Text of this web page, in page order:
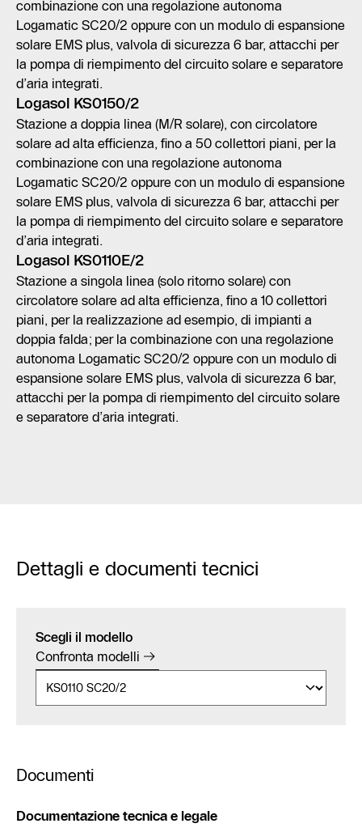
combinazione con una regolazione autonoma
Logamatic SC20/2 oppure con un modulo di espansione
solare EMS plus, valvola di sicurezza 6 bar, attacchi per
la pompa di riempimento del circuito solare e separatore
d’aria integrati.
Logasol KS0150/2
Stazione a doppia linea (M/R solare), con circolatore
solare ad alta efficienza, fino a 50 collettori piani, per la
combinazione con una regolazione autonoma
Logamatic SC20/2 oppure con un modulo di espansione
solare EMS plus, valvola di sicurezza 6 bar, attacchi per
la pompa di riempimento del circuito solare e separatore
d’aria integrati.
Logasol KS0110E/2
Stazione a singola linea (solo ritorno solare) con
circolatore solare ad alta efficienza, fino a 10 collettori
piani, per la realizzazione ad esempio, di impianti a
doppia falda; per la combinazione con una regolazione
autonoma Logamatic SC20/2 oppure con un modulo di
espansione solare EMS plus, valvola di sicurezza 6 bar,
attacchi per la pompa di riempimento del circuito solare
e separatore d’aria integrati.
Dettagli e documenti tecnici
Scegli il modello
Confronta modelli
Documenti
Documentazione tecnica e legale